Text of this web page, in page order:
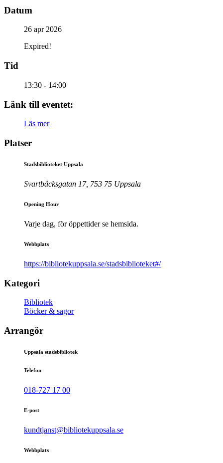
Datum
26 apr 2026
Expired!
Tid
13:30 - 14:00
Länk till eventet:
Läs mer
Platser
Stadsbiblioteket Uppsala
Svartbäcksgatan 17, 753 75 Uppsala
Opening Hour
Varje dag, för öppettider se hemsida.
Webbplats
https://bibliotekuppsala.se/stadsbiblioteket#/
Kategori
Bibliotek
Böcker & sagor
Arrangör
Uppsala stadsbibliotek
Telefon
018-727 17 00
E-post
kundtjanst@bibliotekuppsala.se
Webbplats